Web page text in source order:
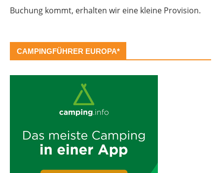
Buchung kommt, erhalten wir eine kleine Provision.
CAMPINGFÜHRER EUROPA*